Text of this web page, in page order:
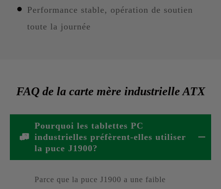
Performance stable, opération de soutien
toute la journée
FAQ de la carte mère industrielle ATX
Pourquoi les tablettes PC
industrielles préfèrent-elles utiliser
la puce J1900?
Parce que la puce J1900 a une faible